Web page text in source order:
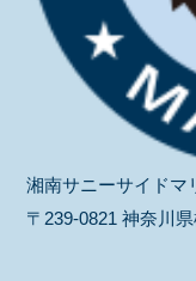
湘南サニーサイドマ
〒239-0821 神奈川